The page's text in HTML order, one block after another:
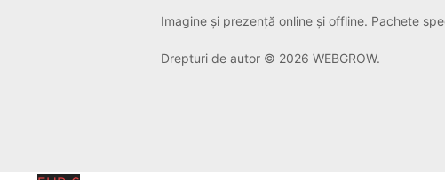
Imagine și prezență online și offline. Pachete
Drepturi de autor © 2026 WEBGROW.